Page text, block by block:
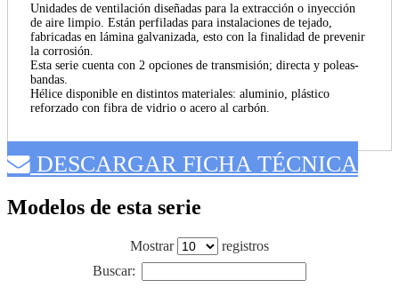
Unidades de ventilación diseñadas para la extracción o inyección
de aire limpio. Están perfiladas para instalaciones de tejado,
fabricadas en lámina galvanizada, esto con la finalidad de prevenir
la corrosión.
Esta serie cuenta con 2 opciones de transmisión; directa y poleas-
bandas.
Hélice disponible en distintos materiales: aluminio, plástico
reforzado con fibra de vidrio o acero al carbón.
DESCARGAR FICHA TÉCNICA
Modelos de esta serie
Mostrar
registros
Buscar: